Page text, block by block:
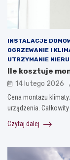
INSTALACJE
OGRZEWANIE I
UTRZYMANIE
Ile kosztuje
14 lutego 2026
Cena montażu
urządzenia.
Czytaj dalej